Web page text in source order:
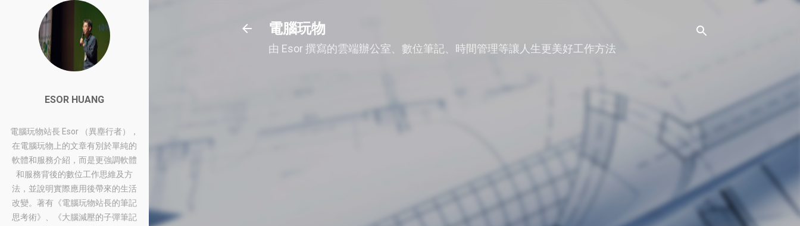
電腦玩物
由 Esor 撰寫的雲端辦公室、數位筆記、時間管理等讓人生更美好工作方法
ESOR HUANG
電腦玩物站長 Esor （異塵行者），
在電腦玩物上的文章有別於單純的
軟體和服務介紹，而是更強調軟體
和服務背後的數位工作思維及方
法，並說明實際應用後帶來的生活
改變。著有《電腦玩物站長的筆記
思考術》、《大腦減壓的子彈筆記